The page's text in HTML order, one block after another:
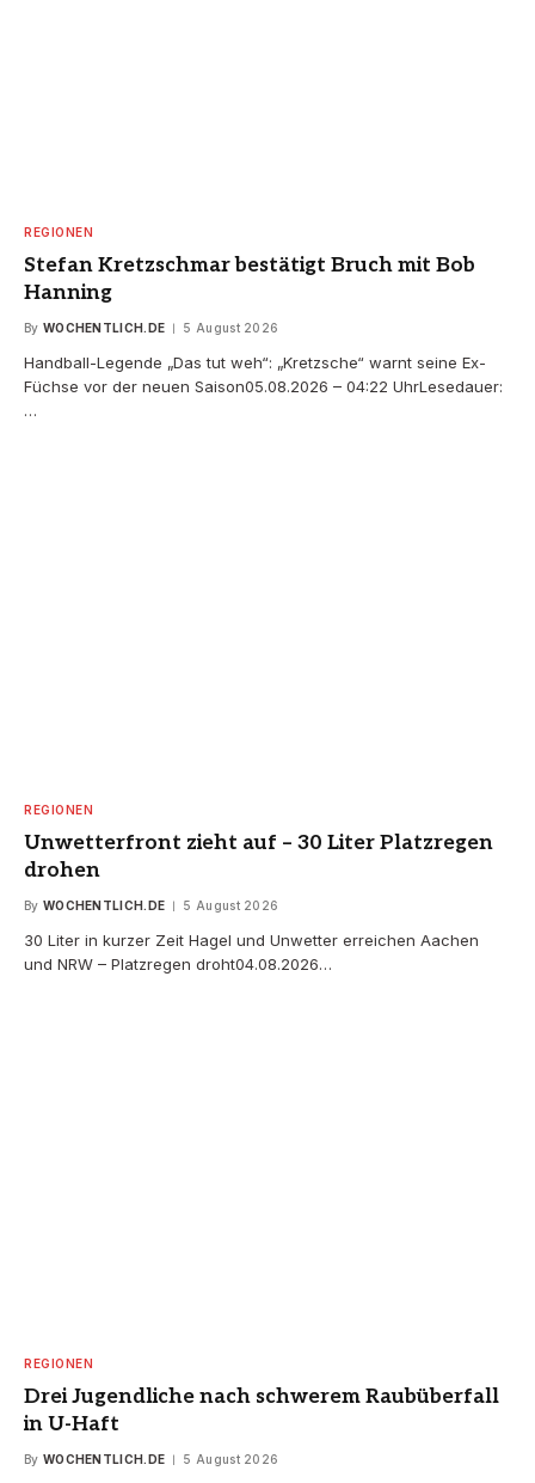
REGIONEN
Stefan Kretzschmar bestätigt Bruch mit Bob
Hanning
By WOCHENTLICH.DE 5 August 2026
Handball-Legende „Das tut weh“: „Kretzsche“ warnt seine Ex-
Füchse vor der neuen Saison05.08.2026 – 04:22 UhrLesedauer:
…
REGIONEN
Unwetterfront zieht auf – 30 Liter Platzregen
drohen
By WOCHENTLICH.DE 5 August 2026
30 Liter in kurzer Zeit Hagel und Unwetter erreichen Aachen
und NRW – Platzregen droht04.08.2026…
REGIONEN
Drei Jugendliche nach schwerem Raubüberfall
in U-Haft
By WOCHENTLICH.DE 5 August 2026